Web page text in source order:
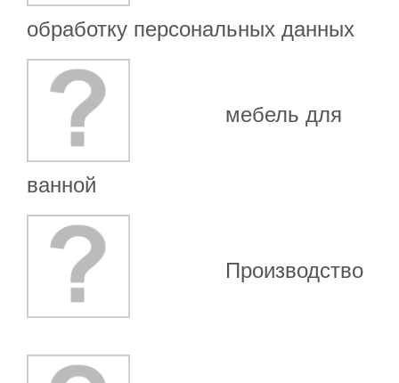
обработку персональных данных
мебель для
ванной
Производство